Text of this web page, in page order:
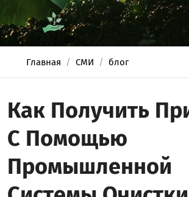
Главная СМИ блог
Как Получить
С Помощью
Промышленной